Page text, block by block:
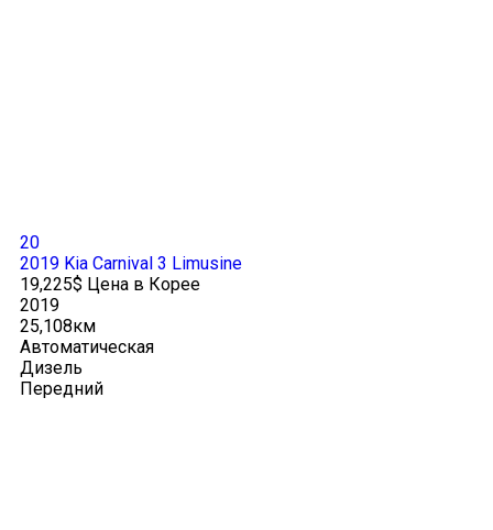
20
2019 Kia Carnival 3 Limusine
19,225$ Цена в Корее
2019
25,108км
Автоматическая
Дизель
Передний